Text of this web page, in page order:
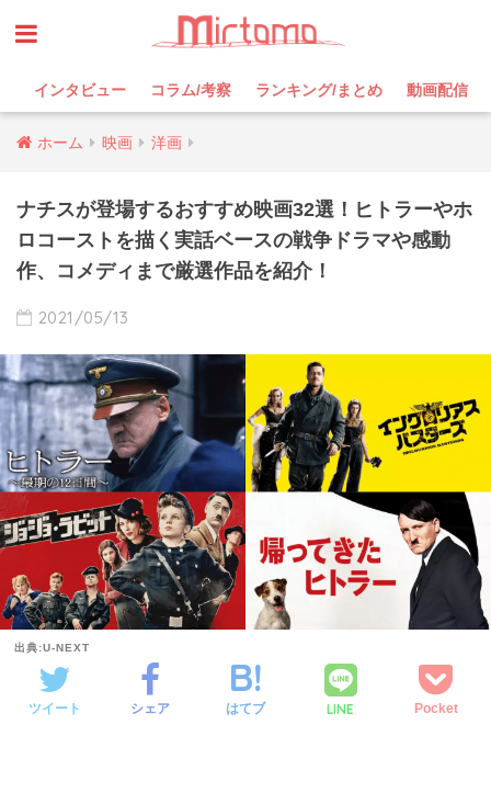
インタビュー コラム/考察 ランキング/まとめ 動画配信
ホーム 映画 洋画
ナチスが登場するおすすめ映画32選！ヒトラーやホ
ロコーストを描く実話ベースの戦争ドラマや感動
作、コメディまで厳選作品を紹介！
2021/05/13
出典:U-NEXT
ツイート シェア はてブ LINE Pocket